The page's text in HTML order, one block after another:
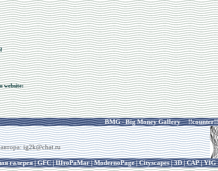
website:
BMG - Big Money Gallery!!counter!!
ig2k@chat.ru
галерея| GFC| ШтоРаМаг | ModernoPage | Cityscapes | 3D | САР | YIG